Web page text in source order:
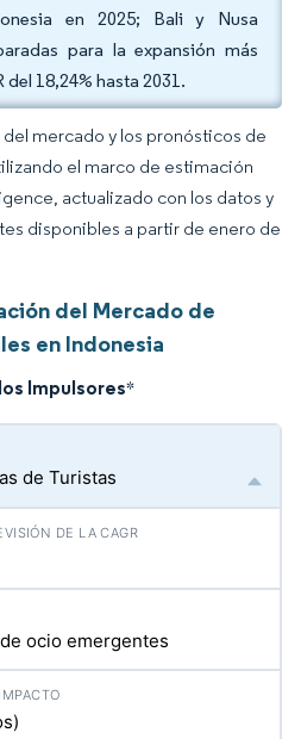
en 2025; Bali y Nusa
para la expansión más
18,24% hasta 2031.
mercado y los pronósticos de
el marco de estimación
actualizado con los datos y
disponibles a partir de enero de
del Mercado de
en Indonesia
Impulsores*
de Turistas
ocio emergentes